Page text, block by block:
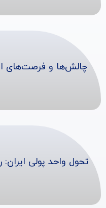
چالش‌ها و فرصت‌های
تحول واحد پولی